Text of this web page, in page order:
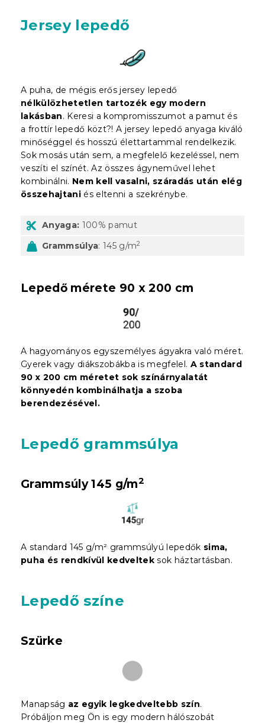
Jersey lepedő
A puha, de mégis erős jersey lepedő
nélkülözhetetlen tartozék egy modern
lakásban. Keresi a kompromisszumot a pamut és
a frottír lepedő közt?! A jersey lepedő anyaga kiváló
minőséggel és hosszú élettartammal rendelkezik.
Sok mosás után sem, a megfelelő kezeléssel, nem
veszíti el színét. Az összes ágyneművel lehet
kombinálni. Nem kell vasalni, száradás után elég
összehajtani és eltenni a szekrénybe.
Anyaga: 100% pamut
Grammsúlya: 145 g/m2
Lepedő mérete 90 x 200 cm
A hagyományos egyszemélyes ágyakra való méret.
Gyerek vagy diákszobákba is megfelel. A standard
90 x 200 cm méretet sok színárnyalatát
könnyedén kombinálhatja a szoba
berendezésével.
Lepedő grammsúlya
Grammsúly145 g/m2
A standard 145 g/m² grammsúlyú lepedők sima,
puha és rendkívül kedveltek sok háztartásban.
Lepedő színe
Szürke
Manapság az egyik legkedveltebb szín.
Próbáljon meg Ön is egy modern hálószobát